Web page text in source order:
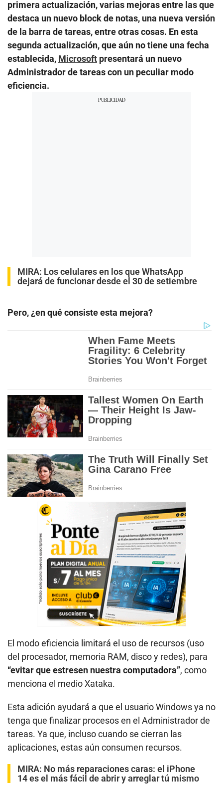
primera actualización, varias mejoras entre las que
destaca un nuevo block de notas, una nueva versión
de la barra de tareas, entre otras cosas. En esta
segunda actualización, que aún no tiene una fecha
establecida, Microsoft presentará un nuevo
Administrador de tareas con un peculiar modo
eficiencia.
MIRA: Los celulares en los que WhatsApp
dejará de funcionar desde el 30 de setiembre
Pero, ¿en qué consiste esta mejora?
El modo eficiencia limitará el uso de recursos (uso
del procesador, memoria RAM, disco y redes), para
“evitar que estresen nuestra computadora”, como
menciona el medio Xataka.
Esta adición ayudará a que el usuario Windows ya no
tenga que finalizar procesos en el Administrador de
tareas. Ya que, incluso cuando se cierran las
aplicaciones, estas aún consumen recursos.
MIRA: No más reparaciones caras: el iPhone
14 es el más fácil de abrir y arreglar tú mismo